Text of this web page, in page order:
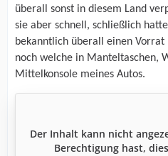
überall sonst in diesem Land
sie aber schnell, schließlich
bekanntlich überall einen
noch welche in Manteltaschen,
Mittelkonsole meines Autos.
Der Inhalt kann nicht
Berechtigung hast,